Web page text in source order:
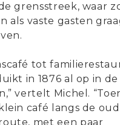
grensstreek, waar
als vaste gasten
tot
in 1876 al op in de
vertelt Michel.
café langs de
met een paar